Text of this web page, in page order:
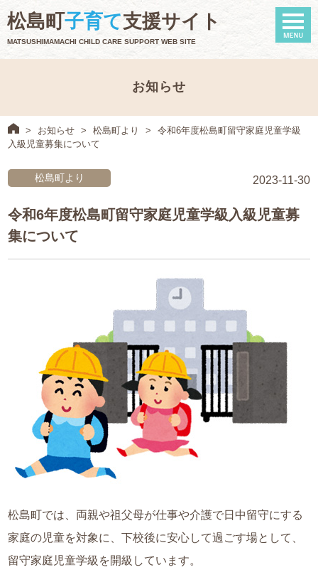
松島町子育て支援サイト
MATSUSHIMAMACHI CHILD CARE SUPPORT WEB SITE
お知らせ
> お知らせ > 松島町より >
令和6年度松島町留守家庭児童学級
入級児童募集について
2023-11-30
松島町より
令和6年度松島町留守家庭児童学級入級児童募
集について
松島町では、両親や祖父母が仕事や介護で日中留守にする
家庭の児童を対象に、下校後に安心して過ごす場として、
留守家庭児童学級を開級しています。